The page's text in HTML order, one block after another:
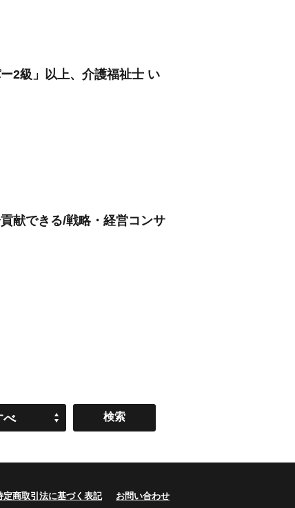
2級」以上、介護福祉士 い
献できる/戦略・経営コンサ
べ
定商取引法に基づく表記 お問い合わせ